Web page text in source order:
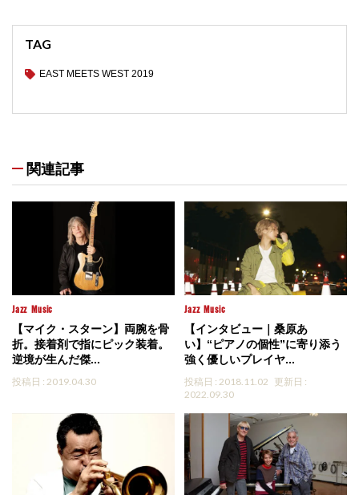
TAG
EAST MEETS WEST 2019
関連記事
Jazz Music
【マイク・スターン】両腕を骨
折。接着剤で指にピック装着。
逆境が生んだ傑...
投稿日 : 2019.04.30
Jazz Music
【インタビュー｜桑原あ
い】“ピアノの個性”に寄り添う
強く優しいプレイヤ...
投稿日 : 2018.11.02 更新日 :
2022.09.30